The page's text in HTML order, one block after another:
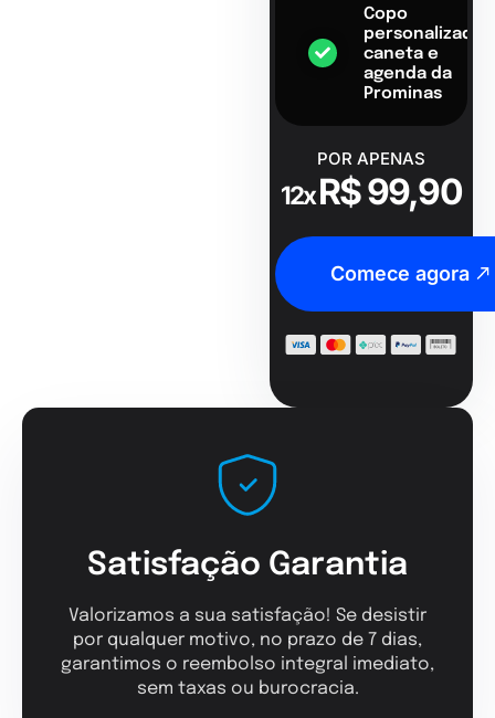
Copo
personalizado,
caneta e
agenda da
Prominas
POR APENAS
12xR$ 99,90
Comece agora
Satisfação Garantia
Valorizamos a sua satisfação! Se desistir
por qualquer motivo, no prazo de 7 dias,
garantimos o reembolso integral imediato,
sem taxas ou burocracia.